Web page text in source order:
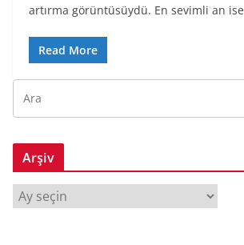
artırma görüntüsüydü. En sevimli an ise
Read More
Arşiv
r